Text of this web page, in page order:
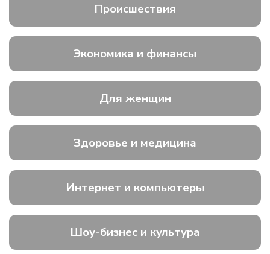
Происшествия
Экономика и финансы
Для женщин
Здоровье и медицина
Интернет и компьютеры
Шоу-бизнес и культура